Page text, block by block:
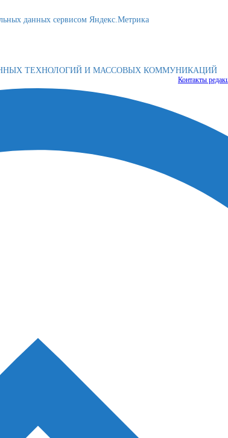
данных сервисом Яндекс.Метрика
ТЕХНОЛОГИЙ И МАССОВЫХ КОММУНИКАЦИЙ
Контакты